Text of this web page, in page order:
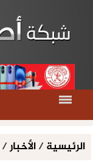
الرئيسية/الأخبار/